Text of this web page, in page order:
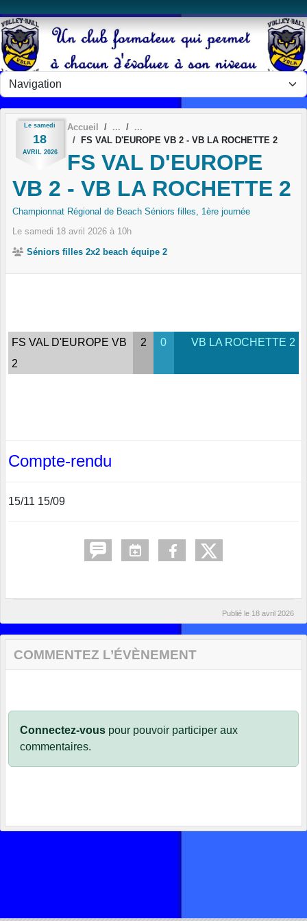
Le samedi
18
AVRIL 2026
Accueil
FS VAL D'EUROPE VB 2 - VB LA ROCHETTE 2
FS VAL D'EUROPE
VB 2 - VB LA ROCHETTE 2
Championnat Régional de Beach Séniors filles, 1ère journée
Le samedi 18 avril 2026 à 10h
Séniors filles 2x2 beach équipe 2
FS VAL D'EUROPE VB
2
2 0 VB LA ROCHETTE 2
Compte-rendu
15/11 15/09
Publié le 18 avril 2026
COMMENTEZ L’ÉVÈNEMENT
Connectez-vous pour pouvoir participer aux
commentaires.